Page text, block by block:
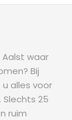
waar
Bij
alles voor
25
ruim